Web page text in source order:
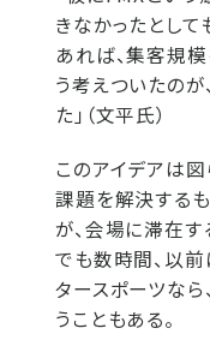
きなかったとし
あれば、集客規
う考えついたのが
た」（文平氏）
このアイデアは
課題を解決する
が、会場に滞在
でも数時間、以
タースポーツなら
うこともある。